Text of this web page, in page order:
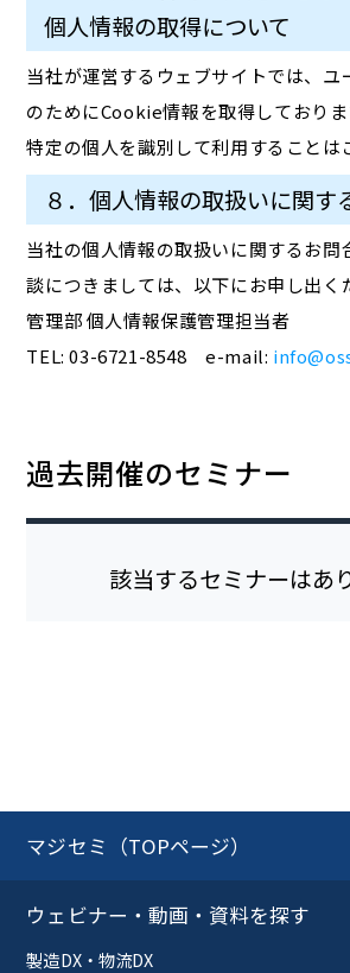
個人情報の取得について
当社が運営するウェブサイトでは、ユ
のためにCookie情報を取得しており
特定の個人を識別して利用することは
８．個人情報の取扱いに関す
当社の個人情報の取扱いに関するお問
談につきましては、以下にお申し出く
管理部 個人情報保護管理担当者
TEL: 03-6721-8548 e-mail:
過去開催のセミナー
該当するセミナーはあ
マジセミ（TOPページ）
ウェビナー・動画・資料を探す
製造DX・物流DX